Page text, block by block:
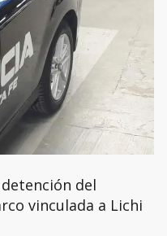
del
vinculada a Lichi